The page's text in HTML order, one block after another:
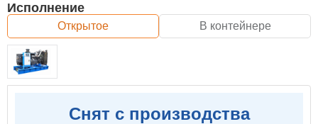
Исполнение
Открытое В контейнере
Снят с производства